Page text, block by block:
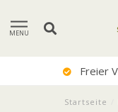
MENU
Startseite